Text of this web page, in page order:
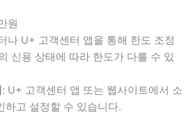
원
나 U+ 고객센터 앱을 통해 한도 조정
신용 상태에 따라 한도가 다를 수 있
: U+ 고객센터 앱 또는 웹사이트에서 소
하고 설정할 수 있습니다.